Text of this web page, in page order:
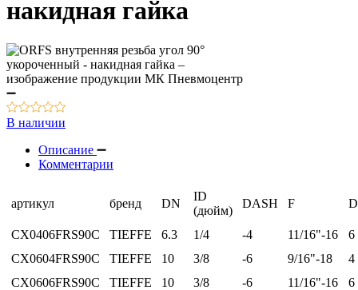
накидная гайка
В наличии
Описание
Комментарии
артикул бренд DN
ID
(дюйм)
DASH F
CX0406FRS90C TIEFFE 6.3 1/4 -4 11/16"-16
6
CX0604FRS90С
TIEFFE 10 3/8 -6 9/16"-18
4
CX0606FRS90C
TIEFFE 10 3/8 -6 11/16"-16
6